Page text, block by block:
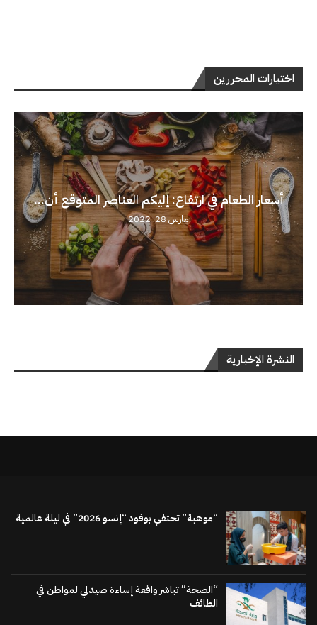
اختيارات المحررين
أسعار الطعام في ارتفاع: إليكم العناصر المتوقع أن...
مارس 28, 2022
النشرة الإخبارية
“موهبة” تحتفي بوفود “إنسو 2026” في ليلة عالمية
“الصحة” تباشر واقعة إساءة صيدلي لمواطن في
الطائف